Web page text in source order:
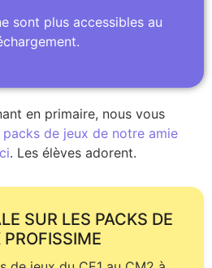
sont plus accessibles au
en primaire, nous vous
packs de jeux de notre amie
. Les élèves adorent.
SUR LES PACKS DE